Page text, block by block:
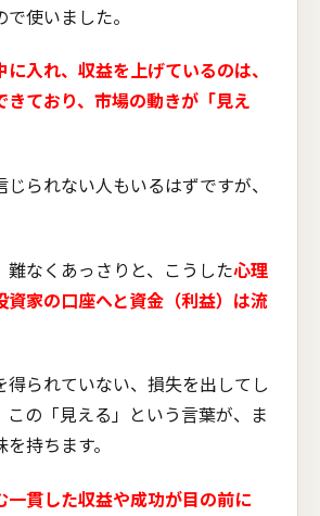
使いました。
入れ、収益を上げているのは、
ており、市場の動きが「見え
られない人もいるはずですが、
難なくあっさりと、こうした心理
資家の口座へと資金（利益）は流
得られていない、損失を出してし
この「見える」という言葉が、ま
持ちます。
一貫した収益や成功が目の前に